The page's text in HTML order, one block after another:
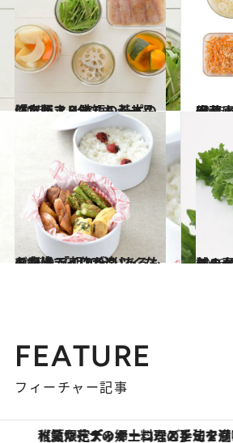
2016.5.1
作り置き＆時短レシピの決定版！ 3分でもう一品「だしマリネ」の基本
グルメ 冷蔵庫にこれさえあれ
グル
2015.9.10
お弁当ライフが楽しくなる魔法 「朝10分、あるものだけで」作るコツ
グルメ 旬のおいしさが
グル
FEATURE
フィーチャー記事
【夏限定ディナーコース】旬を迎える稚鮎や花ズッキーニなどをイタリア・トスカーナの郷土料理